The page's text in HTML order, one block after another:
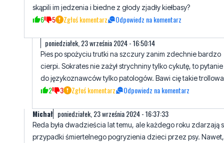
poniedziałek, 23 września 2024 - 16:50:14
Pies po spożyciu trutki na szczury zanim zdechnie bardzo
do językoznawców tylko patologów. Bawi cię takie
2 3 Zgłoś komentarz Odpowiedz na komentarz
Michał poniedziałek, 23 września 2024 - 16:37:33
Reda była dwadzieścia lat temu, ale każdego roku zdarzają
jak przeżyją, to zostają trwałe blizny, a także trwały ślad na
psychice. Czy naprawdę nie potrafisz pojąć, że jeżeli duże
biegają samopas, bez smyczy. stwarzają duże zagrożenie dla